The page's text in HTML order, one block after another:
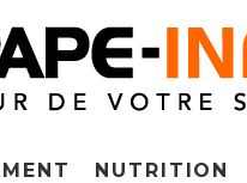
NUTRITION